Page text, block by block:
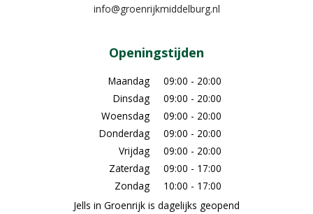
info@groenrijkmiddelburg.nl
Openingstijden
Maandag
09:00 - 20:00
Dinsdag
09:00 - 20:00
Woensdag
09:00 - 20:00
Donderdag
09:00 - 20:00
Vrijdag
09:00 - 20:00
Zaterdag
09:00 - 17:00
Zondag
10:00 - 17:00
Jells in Groenrijk is dagelijks geopend